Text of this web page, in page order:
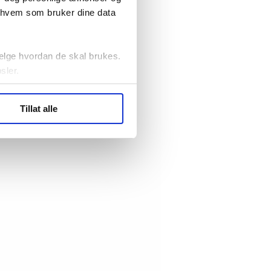
som bruker dine data
hvordan de skal brukes.
statistikk.
Tillat alle